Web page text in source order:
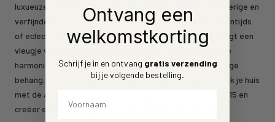
luxueuze texturen van dit behang zorgen voor een weelderige en
verfijnde uitstraling. Of je nu kiest voor een klassiek, eigentijds
of eclectisch interieur, Eijffinger Masterpiece 358115 voegt een
vleugje verfijning toe aan elke kamer. Ontdek de perfecte
harmonie tussen design en duurzaamheid met dit prachtige
behang, en geef jouw leefruimte een tijdloze allure. Verrijk je huis
met de artistieke pracht van Eijffinger Masterpiece 358115 en
creëer een omgeving waar stijl en klasse samenkomen.
Ontvang een
welkomstkorting
Schrijf je in en ontvang gratis verzending
bij je volgende bestelling.